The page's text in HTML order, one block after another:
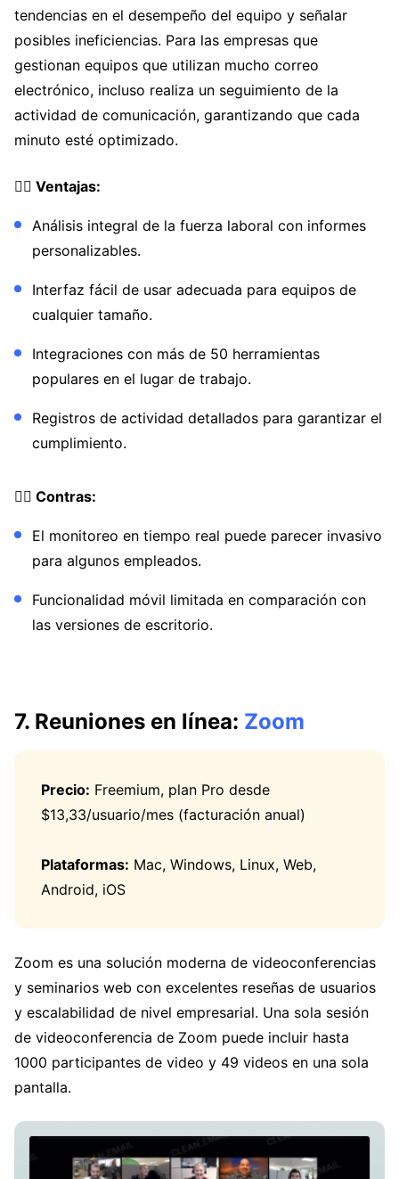
tendencias en el desempeño del equipo y señalar
posibles ineficiencias. Para las empresas que
gestionan equipos que utilizan mucho correo
electrónico, incluso realiza un seguimiento de la
actividad de comunicación, garantizando que cada
minuto esté optimizado.
👍🏼 Ventajas:
Análisis integral de la fuerza laboral con informes
personalizables.
Interfaz fácil de usar adecuada para equipos de
cualquier tamaño.
Integraciones con más de 50 herramientas
populares en el lugar de trabajo.
Registros de actividad detallados para garantizar el
cumplimiento.
👎🏼 Contras:
El monitoreo en tiempo real puede parecer invasivo
para algunos empleados.
Funcionalidad móvil limitada en comparación con
las versiones de escritorio.
7. Reuniones en línea: Zoom
Precio: Freemium, plan Pro desde
$13,33/usuario/mes (facturación anual)
Plataformas: Mac, Windows, Linux, Web,
Android, iOS
Zoom es una solución moderna de videoconferencias
y seminarios web con excelentes reseñas de usuarios
y escalabilidad de nivel empresarial. Una sola sesión
de videoconferencia de Zoom puede incluir hasta
1000 participantes de video y 49 videos en una sola
pantalla.